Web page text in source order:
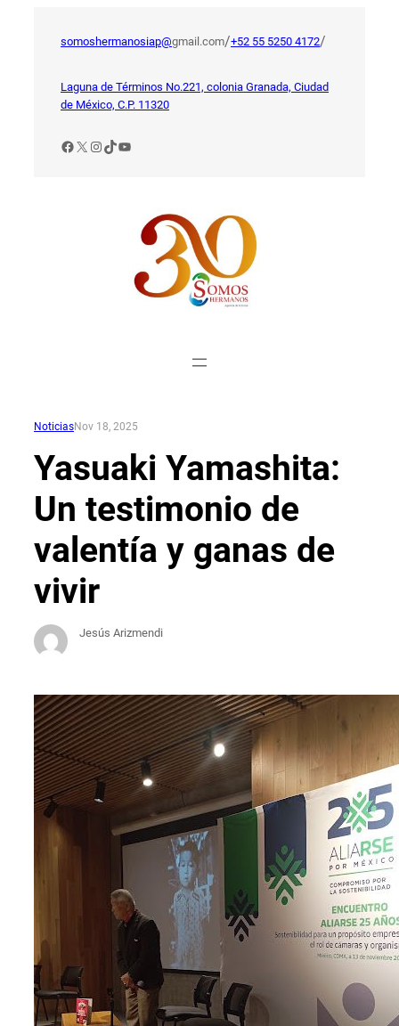
somoshermanosiap@gmail.com/+52 55 5250 4172/
Laguna de Términos No.221, colonia Granada, Ciudad
de México, C.P. 11320
Facebook
X Instagram
TikTok
YouTube
NoticiasNov 18, 2025
Yasuaki Yamashita:
Un testimonio de
valentía y ganas de
vivir
Jesús Arizmendi